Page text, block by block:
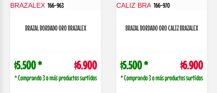
166-963
BRAZAL BORDADO ORO BRAZALEX
$5.500 * $6.900
* Comprando 3 o más productos surtidos
166-970
BRAZAL BORDADO ORO CALIZ BRAZALEX
$5.500 * $6.900
* Comprando 3 o más productos surtidos